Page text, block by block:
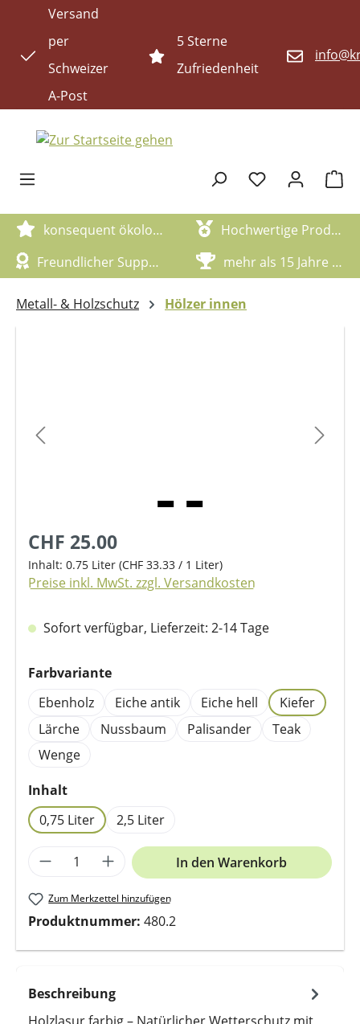
Zum Hauptinhalt springen
Versand
per
Schweizer
A-Post
5 Sterne
Zufriedenheit
konsequent ökologische Artikel
Hochwertige Produktqualität
Freundlicher Support
mehr als 15 Jahre Erfahrung
Metall- & Holzschutz Hölzer innen
CHF 25.00
Inhalt: 0.75 Liter (CHF 33.33 / 1 Liter)
Preise inkl. MwSt. zzgl. Versandkosten
Sofort verfügbar, Lieferzeit: 2-14 Tage
Farbvarianteauswählen
Ebenholz
Eiche antik Eiche hell
Kiefer
Lärche
Nussbaum Palisander
Teak
Wenge
Inhaltauswählen
0,75 Liter
2,5 Liter
Produkt Anzahl: Gib den
In den Warenkorb
Zum Merkzettel hinzufügen
Produktnummer: 480.2
Beschreibung